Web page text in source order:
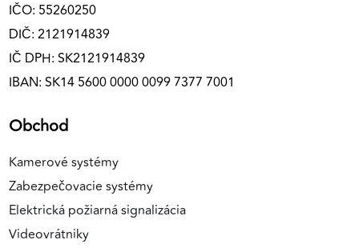
IČO: 55260250
DIČ: 2121914839
IČ DPH: SK2121914839
IBAN: SK14 5600 0000 0099 7377 7001
Obchod
Kamerové systémy
Zabezpečovacie systémy
Elektrická požiarná signalizácia
Videovrátniky